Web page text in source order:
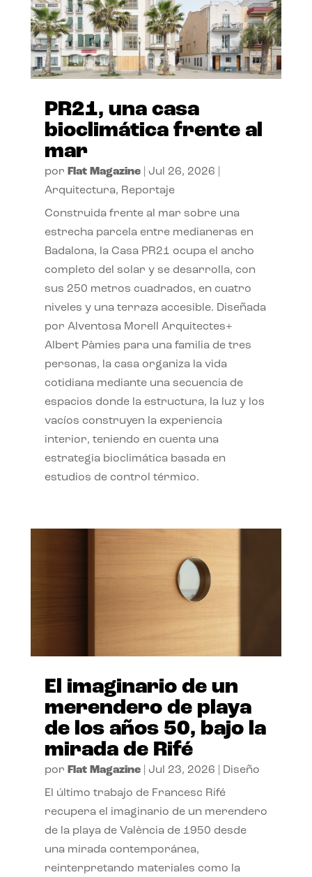
PR21, una casa
bioclimática frente al
mar
por Flat Magazine| Jul 26, 2026
Arquitectura, Reportaje
Construida frente al mar sobre una
estrecha parcela entre medianeras en
Badalona, la Casa PR21 ocupa el ancho
completo del solar y se desarrolla, con
sus 250 metros cuadrados, en cuatro
niveles y una terraza accesible. Diseñada
por Alventosa Morell Arquitectes+
Albert Pàmies para una familia de tres
personas, la casa organiza la vida
cotidiana mediante una secuencia de
espacios donde la estructura, la luz y los
vacíos construyen la experiencia
interior, teniendo en cuenta una
estrategia bioclimática basada en
estudios de control térmico.
El imaginario de un
merendero de playa
de los años 50, bajo la
mirada de Rifé
por Flat Magazine| Jul 23, 2026 Diseño
El último trabajo de Francesc Rifé
recupera el imaginario de un merendero
de la playa de València de 1950 desde
una mirada contemporánea,
reinterpretando materiales como la